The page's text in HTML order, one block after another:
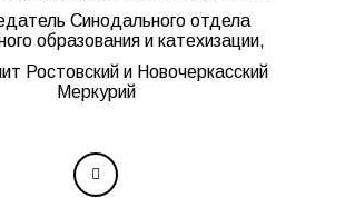
Синодального отдела
образования и катехизации,
Ростовский и Новочеркасский
Меркурий